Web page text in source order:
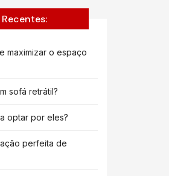
maximizar o espaço
sofá retrátil?
optar por eles?
perfeita de